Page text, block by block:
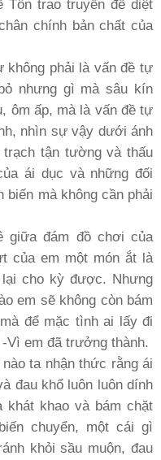
trao truyền để diệt
chính bản chất của
phải là vấn đề tự
nhưng gì mà sâu kín
ôm ấp, mà là vấn đề tự
nhìn sự vậy dưới ánh
tận tường và thấu
ái dục và những đối
mà không cần phải
giữa đám đồ chơi của
của em một món ắt là
cho kỳ được. Nhưng
em sẽ không còn bám
để mặc tình ai lấy đi
Vì em đã trưởng thành.
ta nhận thức rằng ái
đau khổ luôn luôn dính
khao và bám chặt
chuyển, một cái gì
khỏi sầu muộn, đau